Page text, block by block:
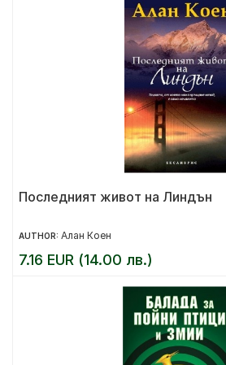
Последният живот на Линдън
AUTHOR: Алан Коен
7.16 EUR (14.00 лв.)